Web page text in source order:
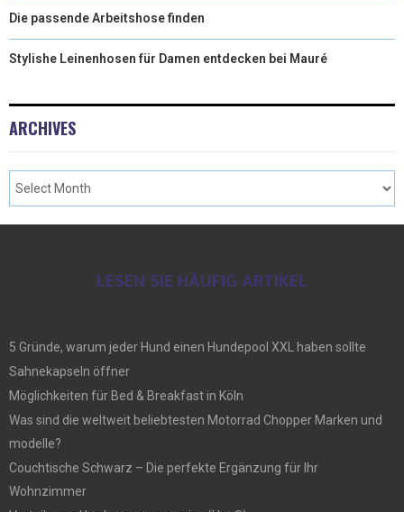
Die passende Arbeitshose finden
Stylishe Leinenhosen für Damen entdecken bei Mauré
ARCHIVES
LESEN SIE HÄUFIG ARTIKEL
5 Gründe, warum jeder Hund einen Hundepool XXL haben sollte
Sahnekapseln öffner
Möglichkeiten für Bed & Breakfast in Köln
Was sind die weltweit beliebtesten Motorrad Chopper Marken und
modelle?
Couchtische Schwarz – Die perfekte Ergänzung für Ihr
Wohnzimmer